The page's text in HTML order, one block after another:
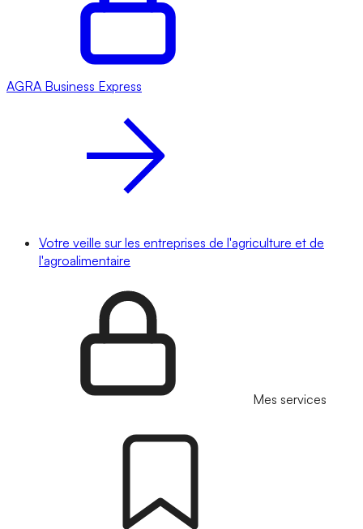
AGRA Business Express
Votre veille sur les entreprises de l'agriculture et de
l'agroalimentaire
Mes services